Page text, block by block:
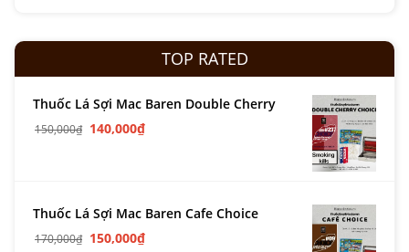
TOP RATED
Thuốc Lá Sợi Mac Baren Double Cherry
150,000₫ 140,000₫
Thuốc Lá Sợi Mac Baren Cafe Choice
170,000₫ 150,000₫